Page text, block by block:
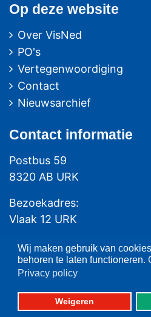
Wij maken gebruik van
behoren te laten functioneren.
Privacy policy
Weigeren
Op deze website
Over VisNed
PO's
Vertegenwoordiging
Contact
Nieuwsarchief
Contact informatie
Postbus 59
8320 AB URK
Bezoekadres:
Vlaak 12 URK
Telefoon: 0527-684141
Fax: 0527-684166